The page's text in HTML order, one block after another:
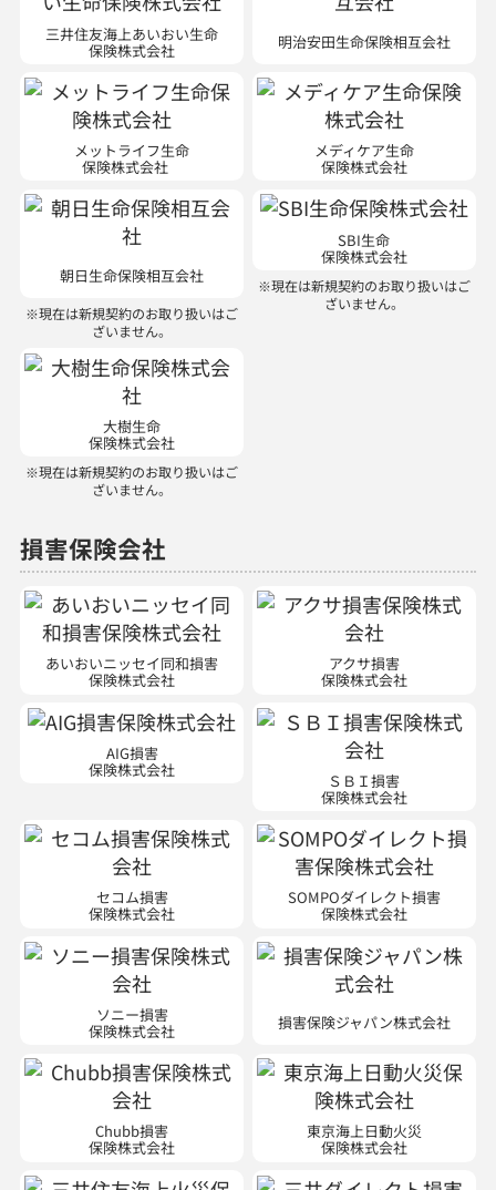
三井住友海上あいおい生命
保険株式会社 明治安田生命保険相互会社
メットライフ生命
保険株式会社
メディケア生命
保険株式会社
朝日生命保険相互会社
※現在は新規契約のお取り扱いはご
ざいません。
SBI生命
保険株式会社
※現在は新規契約のお取り扱いはご
ざいません。
大樹生命
保険株式会社
※現在は新規契約のお取り扱いはご
ざいません。
損害保険会社
あいおいニッセイ同和損害
保険株式会社
アクサ損害
保険株式会社
AIG損害
保険株式会社
ＳＢＩ損害
保険株式会社
セコム損害
保険株式会社
SOMPOダイレクト損害
保険株式会社
ソニー損害
保険株式会社 損害保険ジャパン株式会社
Chubb損害
保険株式会社
東京海上日動火災
保険株式会社